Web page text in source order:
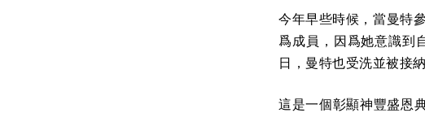
今年早些時候，當曼特
爲成員，因爲她意識到
日，曼特也受洗並被接
這是一個彰顯神豐盛恩